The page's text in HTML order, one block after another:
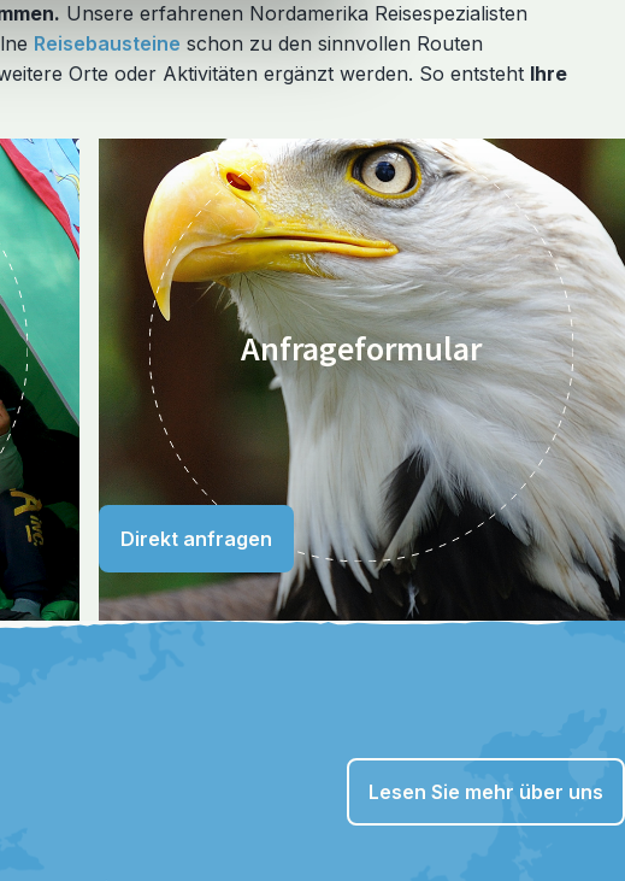
Unsere erfahrenen Nordamerika Reisespezialisten
Reisebausteine schon zu den sinnvollen Routen
Orte oder Aktivitäten ergänzt werden. So entsteht Ihre
Anfrageformular
Direkt anfragen
Lesen Sie mehr über uns